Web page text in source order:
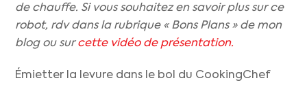
de chauffe. Si vous souhaitez en savoir plus sur ce
robot, rdv dans la rubrique « Bons Plans » de mon
blog ou surcette vidéo de présentation.
Émietter la levure dans le bol du CookingChef